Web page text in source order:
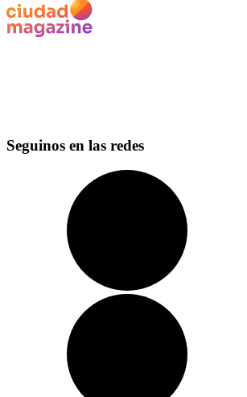
Seguinos en las redes